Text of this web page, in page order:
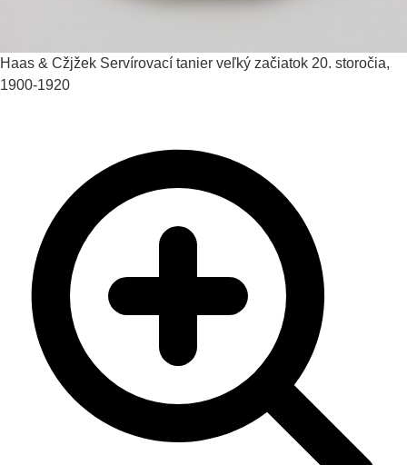
Haas & Cžjžek Servírovací tanier veľký začiatok 20. storočia,
1900-1920